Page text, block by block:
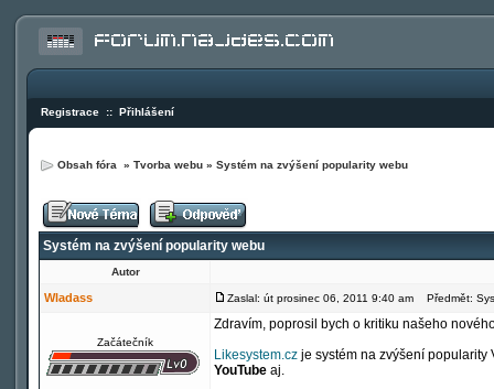
Registrace :: Přihlášení
Obsah fóra » Tvorba webu » Systém na zvýšení popularity webu
Systém na zvýšení popularity webu
Autor
Wladass Zaslal: út prosinec 06, 2011 9:40 am Předmět:
Začátečník
Zdravím, poprosil bych o kritiku našeho
Likesystem.cz je systém na zvýšení
YouTube aj.